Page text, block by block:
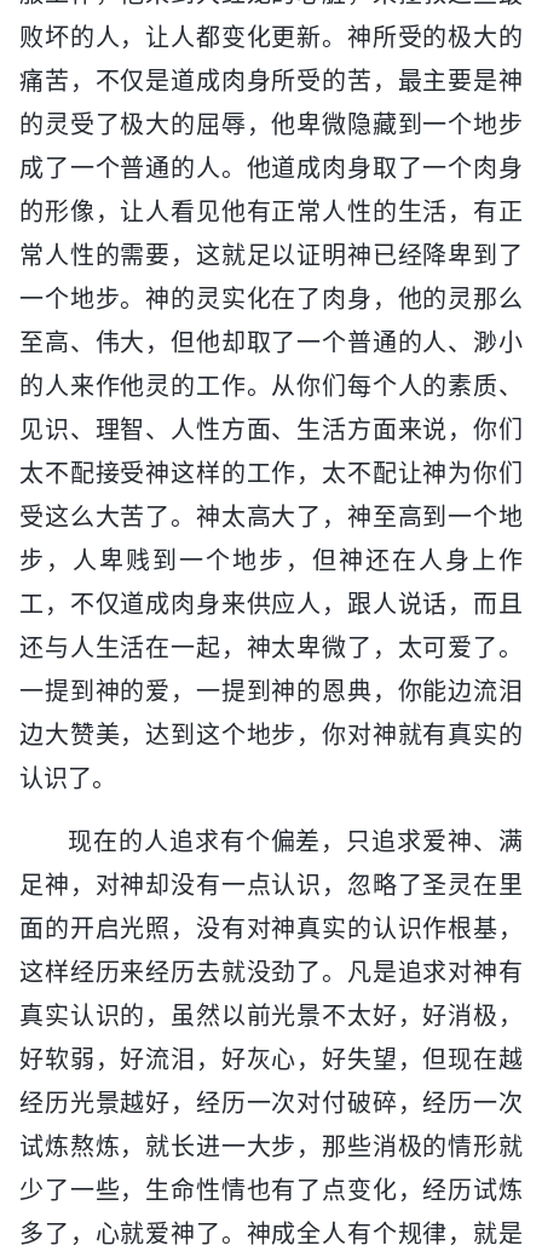
败坏的人，让人都变化更新。神所受的极大的
痛苦，不仅是道成肉身所受的苦，最主要是神
的灵受了极大的屈辱，他卑微隐藏到一个地步
成了一个普通的人。他道成肉身取了一个肉身
的形像，让人看见他有正常人性的生活，有正
常人性的需要，这就足以证明神已经降卑到了
一个地步。神的灵实化在了肉身，他的灵那么
至高、伟大，但他却取了一个普通的人、渺小
的人来作他灵的工作。从你们每个人的素质、
见识、理智、人性方面、生活方面来说，你们
太不配接受神这样的工作，太不配让神为你们
受这么大苦了。神太高大了，神至高到一个地
步，人卑贱到一个地步，但神还在人身上作
工，不仅道成肉身来供应人，跟人说话，而且
还与人生活在一起，神太卑微了，太可爱了。
一提到神的爱，一提到神的恩典，你能边流泪
边大赞美，达到这个地步，你对神就有真实的
认识了。
现在的人追求有个偏差，只追求爱神、满
足神，对神却没有一点认识，忽略了圣灵在里
面的开启光照，没有对神真实的认识作根基，
这样经历来经历去就没劲了。凡是追求对神有
真实认识的，虽然以前光景不太好，好消极，
好软弱，好流泪，好灰心，好失望，但现在越
经历光景越好，经历一次对付破碎，经历一次
试炼熬炼，就长进一大步，那些消极的情形就
少了一些，生命性情也有了点变化，经历试炼
多了，心就爱神了。神成全人有个规律，就是